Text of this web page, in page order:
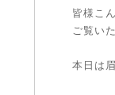
皆様こ
ご覧い
本日は